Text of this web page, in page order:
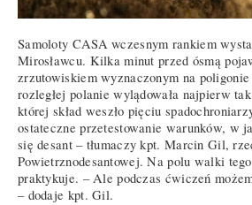
Samoloty CASA wczesnym rankiem
Mirosławcu. Kilka minut przed ósmą
zrzutowiskiem wyznaczonym na
rozległej polanie wylądowała najpierw
której skład weszło pięciu
ostateczne przetestowanie warunków, w
się desant – tłumaczy kpt. Marcin Gil,
Powietrznodesantowej. Na polu walki
praktykuje. – Ale podczas ćwiczeń
– dodaje kpt. Gil.